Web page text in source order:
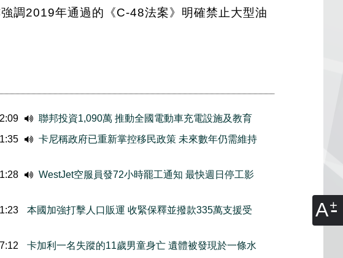
A
調2019年通過的《C-48法案》明確禁止大型油
聯邦投資1,090萬 推動全國電動車充電設施及教育
卡尼稱政府已重新掌控移民政策 未來數年仍需維持
WestJet空服員發72小時罷工通知 最快週日停工影
本國加強打擊人口販運 收緊保釋並撥款335萬支援受
卡加利一名失蹤的11歲男童身亡 遺體被發現於一條水